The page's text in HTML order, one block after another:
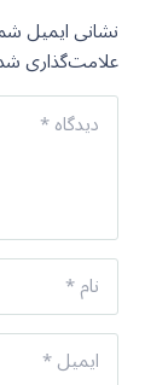
نشانی ایمیل
علامت‌گذاری